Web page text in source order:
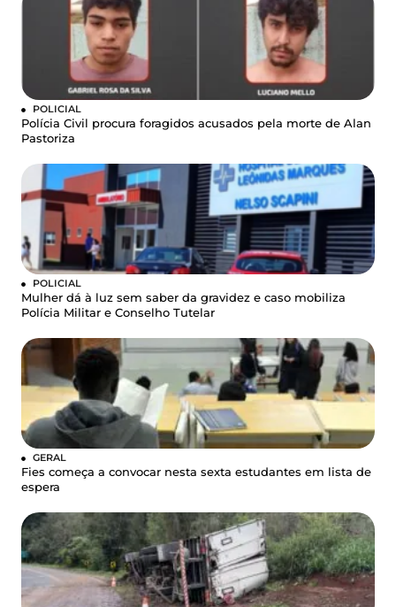
POLICIAL
Polícia Civil procura foragidos acusados pela morte de Alan
Pastoriza
POLICIAL
Mulher dá à luz sem saber da gravidez e caso mobiliza
Polícia Militar e Conselho Tutelar
GERAL
Fies começa a convocar nesta sexta estudantes em lista de
espera